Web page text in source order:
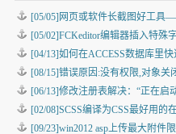
[05/05] 网页或软件长截图好工具
[05/02]FCKeditor编辑器插入特殊
[04/13]如何在ACCESS数据库里
[08/15]错误原因:没有权限,对象关
[06/13]修改注册表解决：“正在启
[02/08]SCSS编译为CSS最好用的
[09/23]win2012 asp上传最大附件